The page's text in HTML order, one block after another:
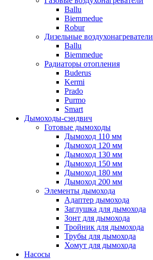
Ballu
Biemmedue
Robur
Дизельные воздухонагреватели
Ballu
Biemmedue
Радиаторы отопления
Buderus
Kermi
Prado
Purmo
Smart
Дымоходы-сэндвич
Готовые дымоходы
Дымоход 110 мм
Дымоход 120 мм
Дымоход 130 мм
Дымоход 150 мм
Дымоход 180 мм
Дымоход 200 мм
Элементы дымохода
Адаптер дымохода
Заглушка для дымохода
Зонт для дымохода
Тройник для дымохода
Трубы для дымохода
Хомут для дымохода
Насосы